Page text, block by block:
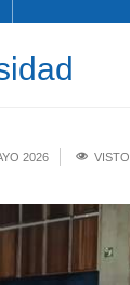
2026